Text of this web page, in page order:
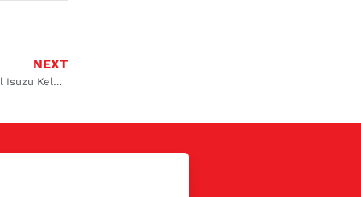
NEXT
Kondensasi Berlebih: Penyebab dan Solusi di Bengkel AC Mobil Isuzu Kelapa Gading dan Cempaka Putih